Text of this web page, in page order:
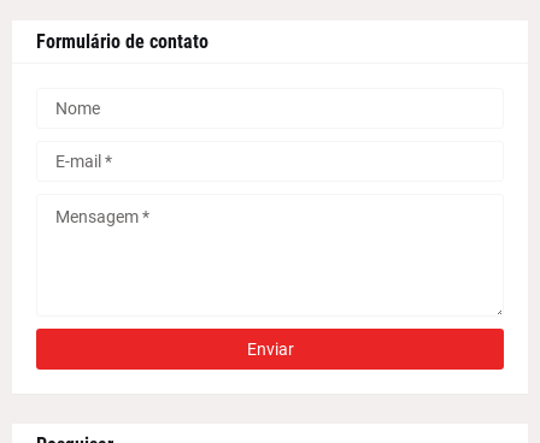
Formulário de contato